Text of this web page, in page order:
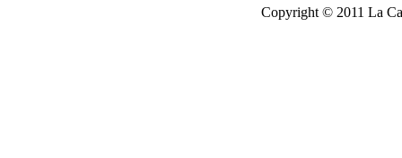
Copyright © 2011 La